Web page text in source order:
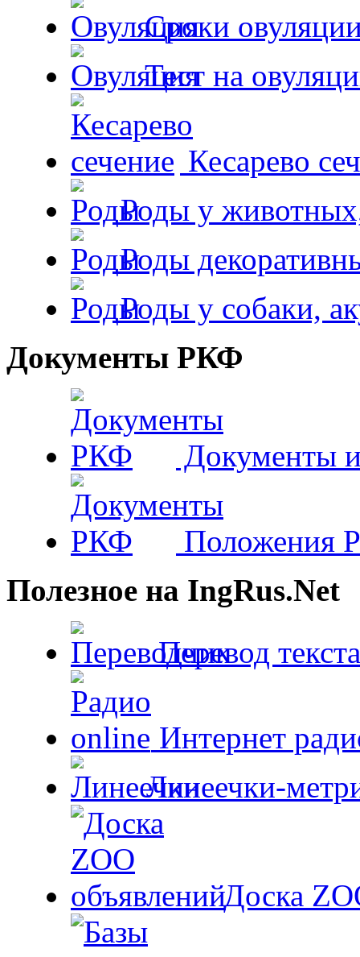
Сроки
Тест на
Кесарево
Роды у
Роды
Роды у собаки,
Документы РКФ
Документы
Положения
Полезное на IngRus.Net
Перевод
Интернет
Линеечки-
Доска